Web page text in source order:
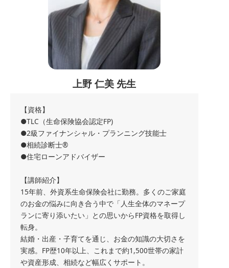
上野 仁美 先生
【資格】
●TLC（生命保険協会認定FP)
●2級ファイナンシャル・プランニング技能士
●相続診断士®
●住宅ローンアドバイザー
【講師紹介】
15年前、外資系生命保険会社に勤務。多くのご家庭
のお金の悩みに向き合う中で「人生全体のマネープ
ランに寄り添いたい」との思いからFP資格を取得し
転身。
結婚・出産・子育てを通じ、お金の知識の大切さを
実感。FP歴10年以上、これまで約1,500世帯の家計
や資産形成、相続など幅広くサポート。